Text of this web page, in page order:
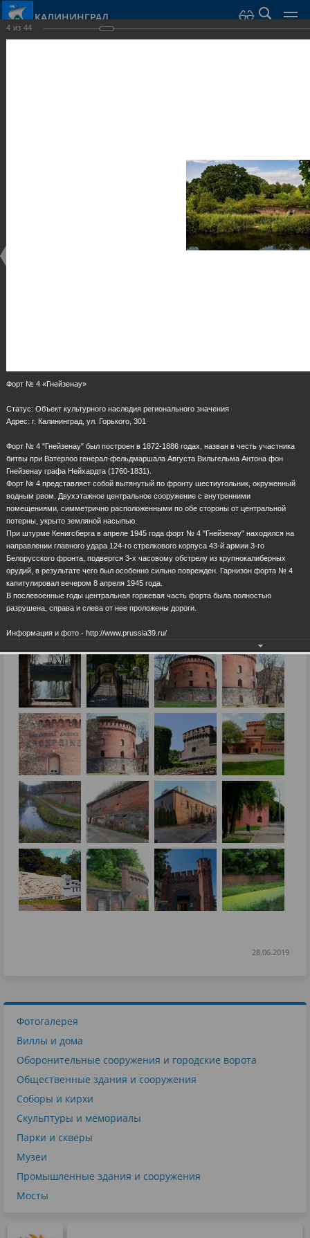
КАЛИНИНГРАД
28.06.2019
Фотогалерея
Виллы и дома
Оборонительные сооружения и городские ворота
Общественные здания и сооружения
Соборы и кирхи
Скульптуры и мемориалы
Парки и скверы
Музеи
Промышленные здания и сооружения
Мосты
4 из 44
Форт № 4 «Гнейзенау»
Статус: Объект культурного наследия регионального значения
Адрес: г. Калининград, ул. Горького, 301
Форт № 4 "Гнейзенау" был построен в 1872-1886 годах, назван в честь участника
битвы при Ватерлоо генерал-фельдмаршала Августа Вильгельма Антона фон
Гнейзенау графа Нейхардта (1760-1831).
Форт № 4 представляет собой вытянутый по фронту шестиугольник, окруженный
водным рвом. Двухэтажное центральное сооружение с внутренними
помещениями, симметрично расположенными по обе стороны от центральной
потерны, укрыто земляной насыпью.
При штурме Кенигсберга в апреле 1945 года форт № 4 "Гнейзенау" находился на
направлении главного удара 124-го стрелкового корпуса 43-й армии 3-го
Белорусского фронта, подвергся 3-х часовому обстрелу из крупнокалиберных
орудий, в результате чего был особенно сильно поврежден. Гарнизон форта № 4
капитулировал вечером 8 апреля 1945 года.
В послевоенные годы центральная горжевая часть форта была полностью
разрушена, справа и слева от нее проложены дороги.
Информация и фото - http://www.prussia39.ru/